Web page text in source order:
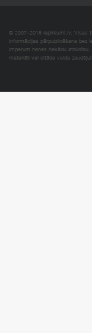
© 2007–2018 Iepirkumi.lv. Visas
Informācijas pārpublicēšana bez
Imperum nenes nekādu
materiāli vai citāda veida